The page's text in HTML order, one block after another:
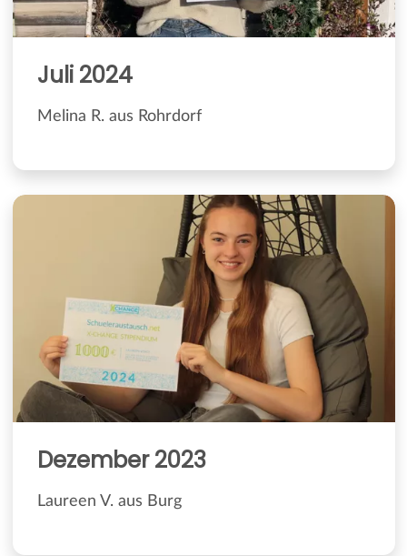
Juli 2024
Melina R. aus Rohrdorf
Dezember 2023
Laureen V. aus Burg